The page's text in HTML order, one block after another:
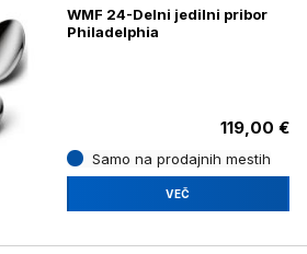
WMF 24-Delni jedilni pribor
Philadelphia
119,00 €
Samo na prodajnih mestih
VEČ